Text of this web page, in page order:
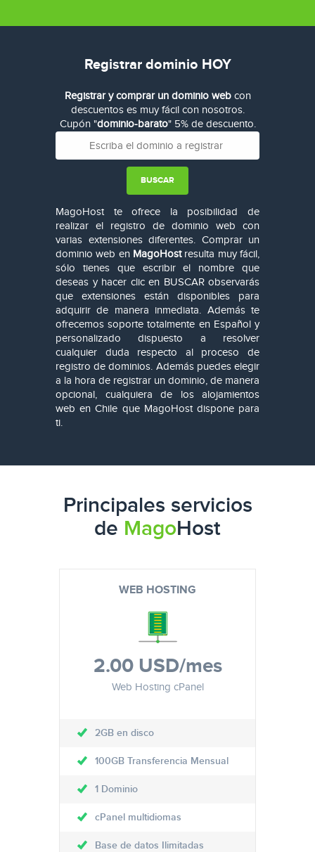
Registrar dominio HOY
Registrar y comprar un dominio webcon
descuentos es muy fácil con nosotros.
Cupón "dominio-barato" 5% de descuento.
MagoHost te ofrece la posibilidad de
realizar el registro de dominio web con
varias extensiones diferentes. Comprar un
dominio web en MagoHostresulta muy fácil,
sólo tienes que escribir el nombre que
deseas y hacer clic en BUSCAR observarás
que extensiones están disponibles para
adquirir de manera inmediata. Además te
ofrecemos soporte totalmente en Español y
personalizado dispuesto a resolver
cualquier duda respecto al proceso de
registro de dominios. Además puedes elegir
a la hora de registrar un dominio, de manera
opcional, cualquiera de los alojamientos
web en Chile que MagoHost dispone para
ti.
Principales servicios
de MagoHost
WEB HOSTING
2.00 USD/mes
Web Hosting cPanel
2GB en disco
100GB Transferencia Mensual
1 Dominio
cPanel multidiomas
Base de datos Ilimitadas